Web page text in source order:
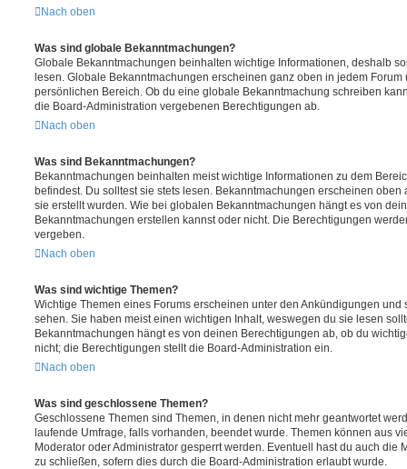
Nach oben
Was sind globale Bekanntmachungen?
Globale Bekanntmachungen beinhalten wichtige Informationen, deshalb
lesen. Globale Bekanntmachungen erscheinen ganz oben in jedem
persönlichen Bereich. Ob du eine globale Bekanntmachung schreiben
die Board-Administration vergebenen Berechtigungen ab.
Nach oben
Was sind Bekanntmachungen?
Bekanntmachungen beinhalten meist wichtige Informationen zu dem
befindest. Du solltest sie stets lesen. Bekanntmachungen erscheinen oben
sie erstellt wurden. Wie bei globalen Bekanntmachungen hängt es von
Bekanntmachungen erstellen kannst oder nicht. Die Berechtigungen
vergeben.
Nach oben
Was sind wichtige Themen?
Wichtige Themen eines Forums erscheinen unter den Ankündigungen und
sehen. Sie haben meist einen wichtigen Inhalt, weswegen du sie lesen
Bekanntmachungen hängt es von deinen Berechtigungen ab, ob du
nicht; die Berechtigungen stellt die Board-Administration ein.
Nach oben
Was sind geschlossene Themen?
Geschlossene Themen sind Themen, in denen nicht mehr geantwortet
laufende Umfrage, falls vorhanden, beendet wurde. Themen können aus
Moderator oder Administrator gesperrt werden. Eventuell hast du auch die
zu schließen, sofern dies durch die Board-Administration erlaubt wurde.